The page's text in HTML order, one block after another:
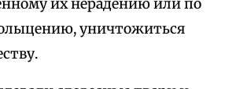
их нерадению или по
уничтожиться